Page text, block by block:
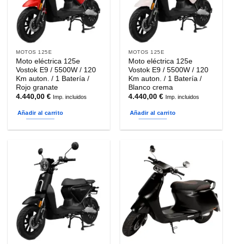
MOTOS 125E
Moto eléctrica 125e
Vostok E9 / 5500W / 120
Km auton. / 1 Batería /
Rojo granate
4.440,00€ Imp. incluidos
Añadir al carrito
MOTOS 125E
Moto eléctrica 125e
Vostok E9 / 5500W / 120
Km auton. / 1 Batería /
Blanco crema
4.440,00€ Imp. incluidos
Añadir al carrito